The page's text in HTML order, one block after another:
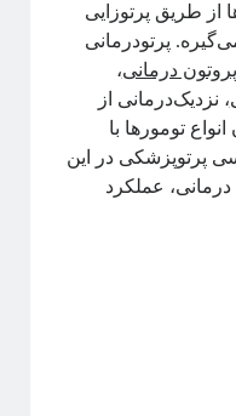
از طریق پرتوزایی
پرتودرمانی
پروتون درمانی،
، نزدیک‌درمانی از
تومورها با
پرتوپزشکی در این
عملکرد